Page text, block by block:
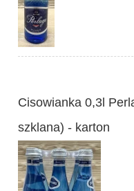
Cisowianka 0,3l
szklana) - karton